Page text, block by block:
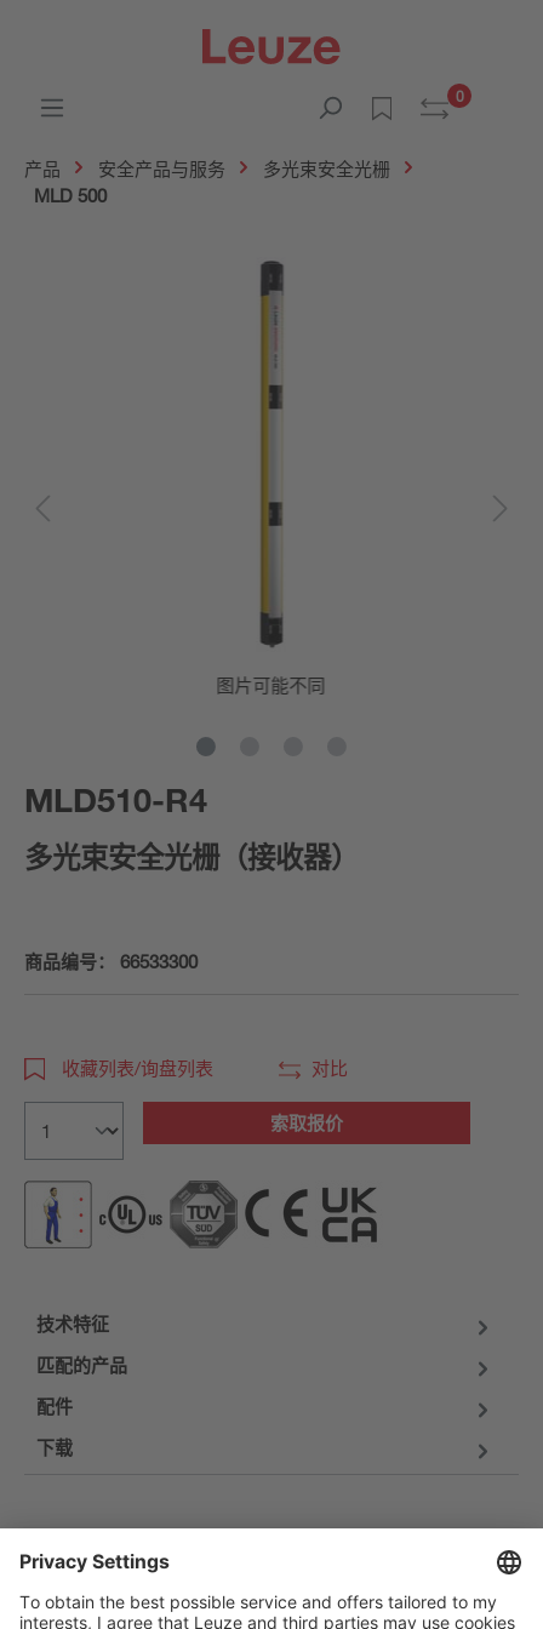
0
产品 安全产品与服务
多光束安全光栅
MLD 500
图片可能不同
MLD510-R4
多光束安全光栅（接收器）
商品编号： 66533300
收藏列表/询盘列表 对比
索取报价
技术特征
匹配的产品
配件
下载